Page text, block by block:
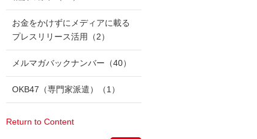
お金をかけずにメディアに載る
プレスリリース活用
（2）
メルマガバックナンバー （40）
OKB47（専門家派遣） （1）
Return to Content